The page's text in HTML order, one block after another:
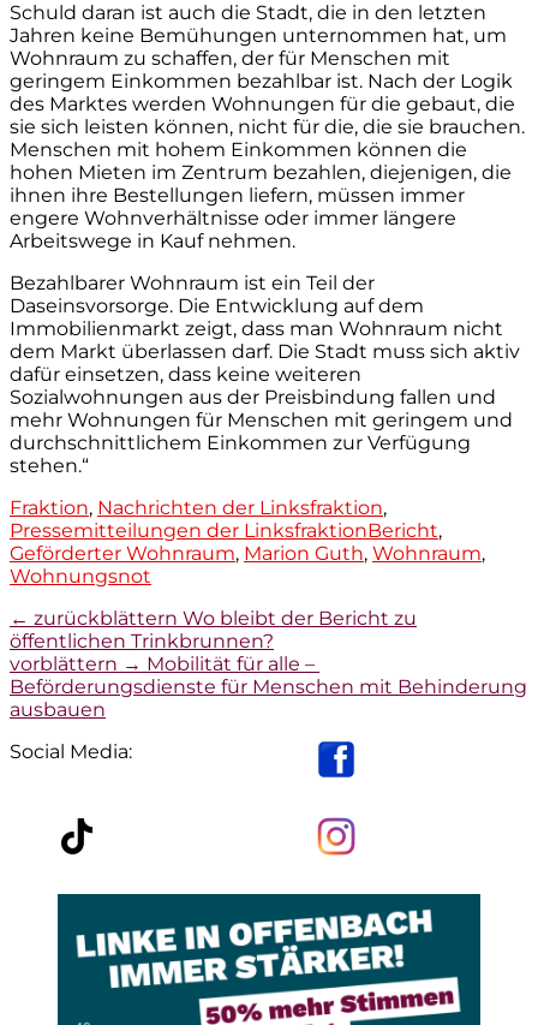
Schuld daran ist auch die Stadt, die in den letzten
Jahren keine Bemühungen unternommen hat, um
Wohnraum zu schaffen, der für Menschen mit
geringem Einkommen bezahlbar ist. Nach der Logik
des Marktes werden Wohnungen für die gebaut, die
sie sich leisten können, nicht für die, die sie brauchen.
Menschen mit hohem Einkommen können die
hohen Mieten im Zentrum bezahlen, diejenigen, die
ihnen ihre Bestellungen liefern, müssen immer
engere Wohnverhältnisse oder immer längere
Arbeitswege in Kauf nehmen.
Bezahlbarer Wohnraum ist ein Teil der
Daseinsvorsorge. Die Entwicklung auf dem
Immobilienmarkt zeigt, dass man Wohnraum nicht
dem Markt überlassen darf. Die Stadt muss sich aktiv
dafür einsetzen, dass keine weiteren
Sozialwohnungen aus der Preisbindung fallen und
mehr Wohnungen für Menschen mit geringem und
durchschnittlichem Einkommen zur Verfügung
stehen.“
Kategorien
Fraktion, Nachrichten der Linksfraktion,
Pressemitteilungen der LinksfraktionTags
Bericht,
Geförderter Wohnraum, Marion Guth, Wohnraum,
Wohnungsnot
Beitragsnavigation
← zurückblättern Vorheriger
Beitrag:
Wo bleibt der Bericht zu
öffentlichen Trinkbrunnen?
vorblättern → Nächster
Beitrag:
Mobilität für alle –
Beförderungsdienste für Menschen mit Behinderung
ausbauen
Social Media: